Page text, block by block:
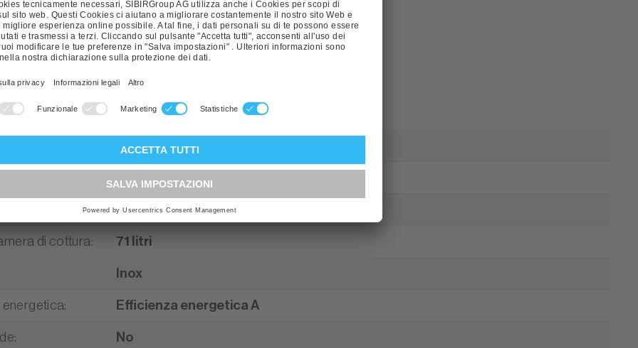
e collegamento
(A x L x P): 85 x 60 x 60 cm
230/400V 3N ~
Cucina indipendente
60 cm (EURO-Norma)
85 cm
di cottura: 71 litri
Inox
energetica: Efficienza energetica A
: No